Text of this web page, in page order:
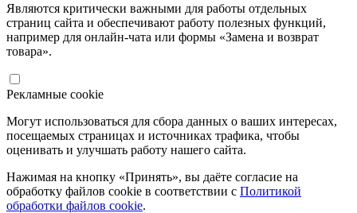
Являются критически важными для работы отдельных
страниц сайта и обеспечивают работу полезных функций,
например для онлайн-чата или формы «Замена и возврат
товара».
Рекламные cookie
Могут использоваться для сбора данных о ваших интересах,
посещаемых страницах и источниках трафика, чтобы
оценивать и улучшать работу нашего сайта.
Нажимая на кнопку «Принять», вы даёте согласие на
обработку файлов cookie в соответствии с Политикой
обработки файлов cookie.